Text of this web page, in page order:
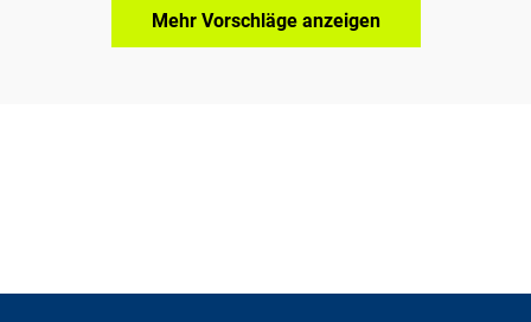
Mehr Vorschläge anzeigen